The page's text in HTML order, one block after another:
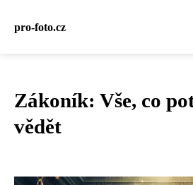
pro-foto.cz
Zákoník: Vše, co
vědět